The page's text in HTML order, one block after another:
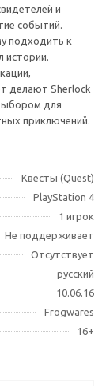
и
событий.
подходить к
истории.
делают Sherlock
для
приключений.
Квесты (Quest)
PlayStation 4
1 игрок
Не поддерживает
Отсутствует
русский
10.06.16
Frogwares
16+